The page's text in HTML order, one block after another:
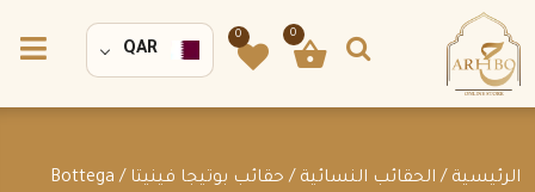
0
0
QAR
الرئيسية / الحقائب النسائية / حقائب بوتيجا فينيتا
/ Bottega